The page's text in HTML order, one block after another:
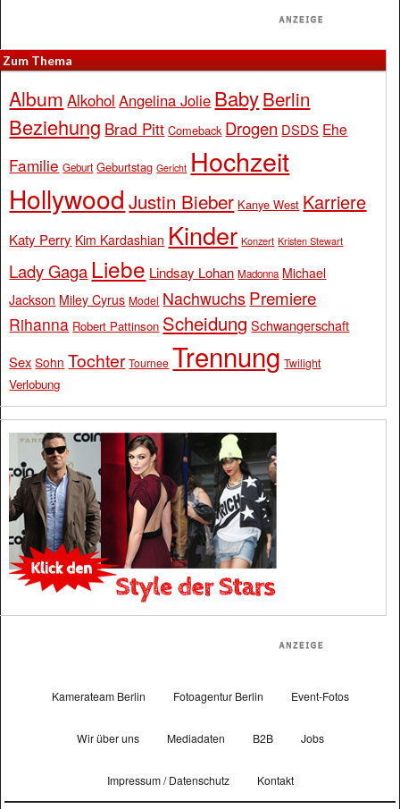
Zum Thema
Album Alkohol Angelina Jolie BabyBerlin
Beziehung Brad Pitt Comeback Drogen DSDS Ehe
Familie Geburt Geburtstag Gericht Hochzeit
Hollywood Justin Bieber Kanye West Karriere
Katy Perry Kim Kardashian Kinder Konzert Kristen Stewart
Lady Gaga Liebe Lindsay Lohan Madonna Michael
Jackson Miley Cyrus Model Nachwuchs Premiere
Rihanna Robert Pattinson Scheidung Schwangerschaft
Sex Sohn Tochter Tournee Trennung Twilight
Verlobung
Kamerateam Berlin Fotoagentur Berlin Event-Fotos
Wir über uns Mediadaten B2B Jobs
Impressum / Datenschutz Kontakt